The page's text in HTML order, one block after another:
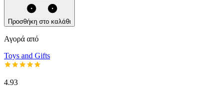
Προσθήκη στο καλάθι
Αγορά από
Toys and Gifts
4.93